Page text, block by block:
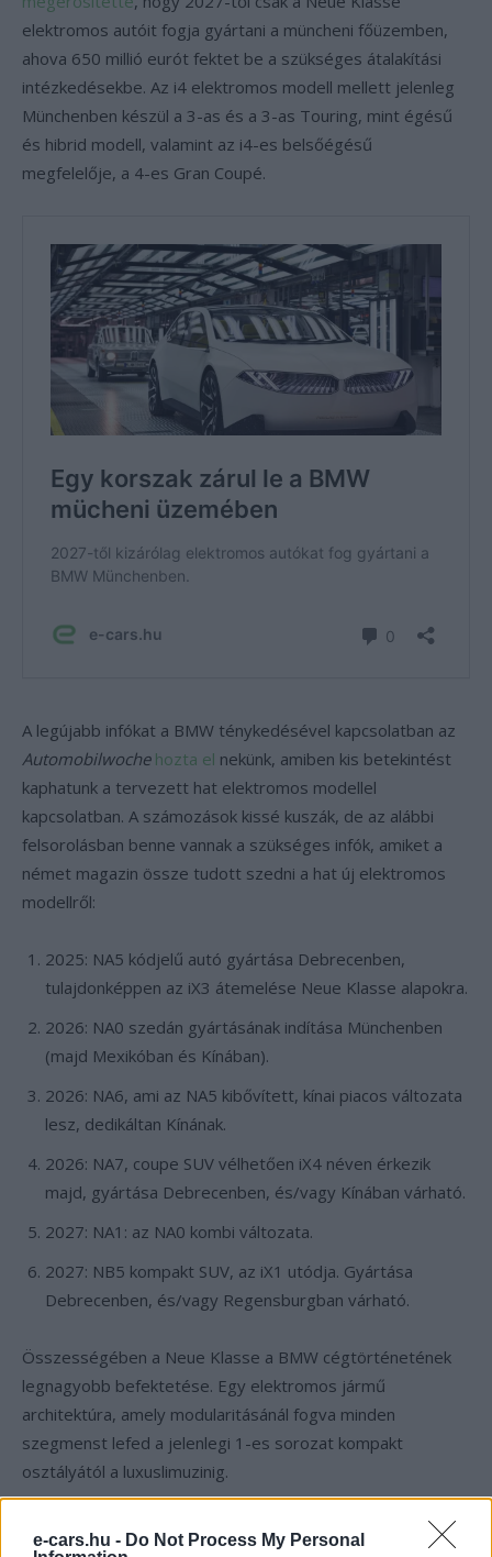
e-cars.hu - Do Not Process My Personal
elektromos autóit fogja gyártani a müncheni főüzemben,
ahova 650 millió eurót fektet be a szükséges átalakítási
intézkedésekbe. Az i4 elektromos modell mellett jelenleg
Münchenben készül a 3-as és a 3-as Touring, mint égésű
és hibrid modell, valamint az i4-es belsőégésű
megfelelője, a 4-es Gran Coupé.
A legújabb infókat a BMW ténykedésével kapcsolatban az
Automobilwoche hozta el nekünk, amiben kis betekintést
kaphatunk a tervezett hat elektromos modellel
kapcsolatban. A számozások kissé kuszák, de az alábbi
felsorolásban benne vannak a szükséges infók, amiket a
német magazin össze tudott szedni a hat új elektromos
modellről:
2025: NA5 kódjelű autó gyártása Debrecenben,
tulajdonképpen az iX3 átemelése Neue Klasse alapokra.
2026: NA0 szedán gyártásának indítása Münchenben
(majd Mexikóban és Kínában).
2026: NA6, ami az NA5 kibővített, kínai piacos változata
lesz, dedikáltan Kínának.
2026: NA7, coupe SUV vélhetően iX4 néven érkezik
majd, gyártása Debrecenben, és/vagy Kínában várható.
2027: NA1: az NA0 kombi változata.
2027: NB5 kompakt SUV, az iX1 utódja. Gyártása
Debrecenben, és/vagy Regensburgban várható.
Összességében a Neue Klasse a BMW cégtörténetének
legnagyobb befektetése. Egy elektromos jármű
architektúra, amely modularitásánál fogva minden
szegmenst lefed a jelenlegi 1-es sorozat kompakt
osztályától a luxuslimuzinig.
Kövesd az e-cars.hu-t a Facebookon is, további